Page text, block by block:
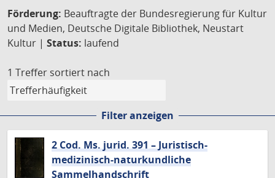
Förderung: Beauftragte der Bundesregierung für Kultur
und Medien, Deutsche Digitale Bibliothek, Neustart
Kultur | Status: laufend
1 Treffer sortiert nach
Filter anzeigen
2 Cod. Ms. jurid. 391 – Juristisch-
medizinisch-naturkundliche
Sammelhandschrift